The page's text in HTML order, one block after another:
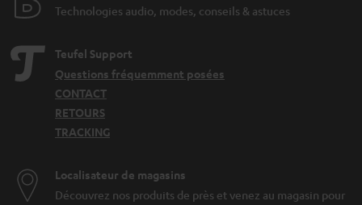
Technologies audio, modes, conseils & astuces
Teufel Support
Questions fréquemment posées
CONTACT
RETOURS
TRACKING
Localisateur de magasins
Découvrez nos produits de près et venez au magasin pour